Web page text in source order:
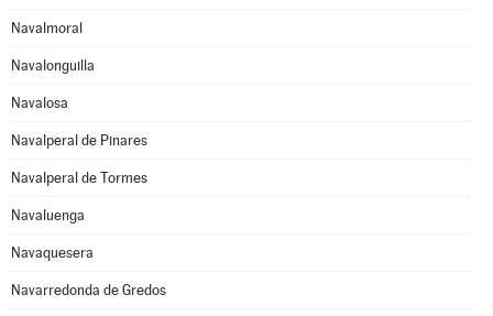
Navalmoral
Navalonguilla
Navalosa
Navalperal de Pinares
Navalperal de Tormes
Navaluenga
Navaquesera
Navarredonda de Gredos